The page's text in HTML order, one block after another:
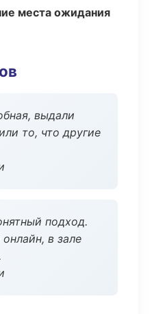
места ожидания
выдали
то, что другие
подход.
в зале